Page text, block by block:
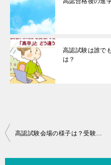
高認試験は誰で
は？
投
高認試験会場の様子は？受験生の感想は・・・？